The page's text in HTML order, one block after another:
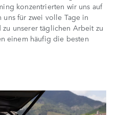
konzentrierten wir uns auf
uns für zwei volle Tage in
unserer täglichen Arbeit zu
einem häufig die besten